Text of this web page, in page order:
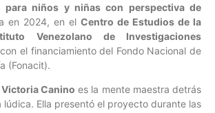
para niños y niñas con perspectiva de
en 2024, en el Centro de Estudios de la
Venezolano de Investigaciones
el financiamiento del Fondo Nacional de
(Fonacit).
Canino es la mente maestra detrás
Ella presentó el proyecto durante las